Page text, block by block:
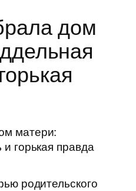
дом
родительского